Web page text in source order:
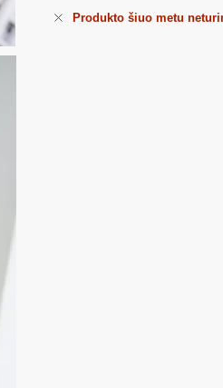
Produkto šiuo metu